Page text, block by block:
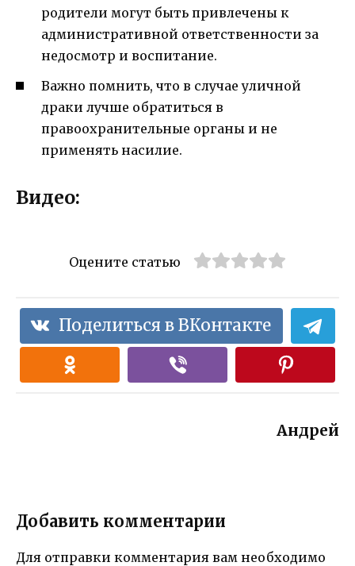
родители могут быть привлечены к
административной ответственности за
недосмотр и воспитание.
Важно помнить, что в случае уличной
драки лучше обратиться в
правоохранительные органы и не
применять насилие.
Видео:
Оцените статью
Поделиться в ВКонтакте
Андрей
Добавить комментарии
Для отправки комментария вам необходимо